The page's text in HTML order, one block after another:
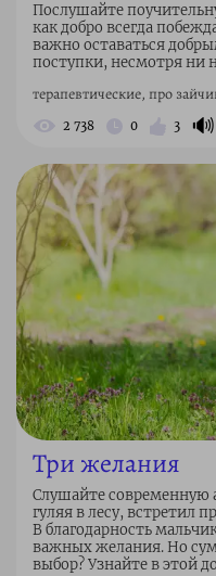
Послушайте
как добро всегда
важно оставаться
поступки, несмотря ни
терапевтические, про
2 738 0 3 🔊
Три желания
Слушайте современную
гуляя в лесу, встретил
В благодарность
важных желания. Но
выбор? Узнайте в этой